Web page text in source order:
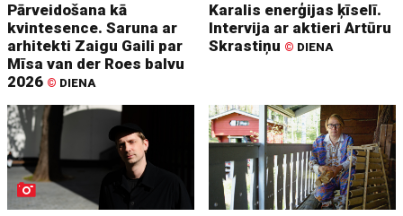
Pārveidošana kā
kvintesence. Saruna ar
arhitekti Zaigu Gaili par
Mīsa van der Roes balvu
2026 © DIENA
Karalis enerģijas ķīselī.
Intervija ar aktieri Artūru
Skrastiņu © DIENA